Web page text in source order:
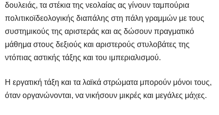
δουλειάς, τα στέκια της νεολαίας ας γίνουν ταμπούρια
πολιτικοϊδεολογικής διαπάλης στη πάλη γραμμών με τους
συστημικούς της αριστεράς και ας δώσουν πραγματικό
μάθημα στους δεξιούς και αριστερούς στυλοβάτες της
ντόπιας αστικής τάξης και του ιμπεριαλισμού.
Η εργατική τάξη και τα λαϊκά στρώματα μπορούν μόνοι τους,
όταν οργανώνονται, να νικήσουν μικρές και μεγάλες μάχες.